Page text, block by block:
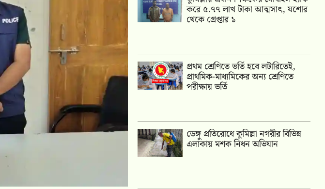
করে ৫.৭৭ লাখ টাকা আত্মসাৎ, যশোর
থেকে গ্রেপ্তার ১
প্রথম শ্রেণিতে ভর্তি হবে লটারিতেই,
প্রাথমিক-মাধ্যমিকের অন্য শ্রেণিতে
পরীক্ষায় ভর্তি
ডেঙ্গু প্রতিরোধে কুমিল্লা নগরীর বিভিন্ন
এলাকায় মশক নিধন অভিযান